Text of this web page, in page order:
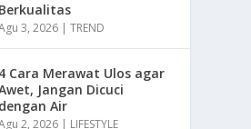
Berkualitas
3, 2026 |TREND
4 Cara Merawat Ulos agar
Jangan Dicuci
dengan Air
2, 2026 | LIFESTYLE